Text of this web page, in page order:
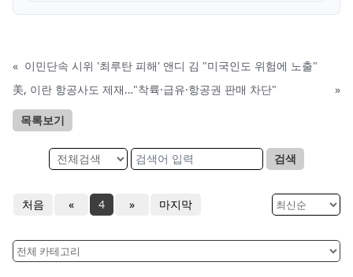
« 이민단속 시위 '최루탄 피해' 앤디 김 "미국인도 위험에 노출"
美, 이란 항공사도 제재…"착륙·급유·항공권 판매 차단"
»
목록보기
검색
처음 « 4 » 마지막